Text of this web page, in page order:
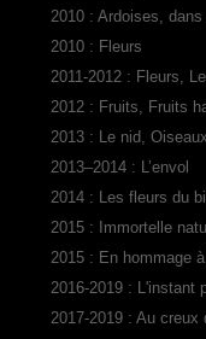
2010 : Ardoises,
2010 : Fleurs
2011-2012 : Fleurs,
2012 : Fruits, Fruits
2013 : Le nid, Oiseaux
2013–2014 : L’envol
2014 : Les fleurs du
2015 : Immortelle
2015 : En hommage
2016-2019 : L'instant
2017-2019 : Au creux